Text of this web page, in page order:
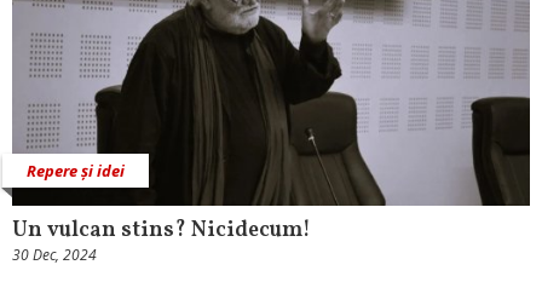
Repere și idei
Un vulcan stins? Nicidecum!
30 Dec, 2024